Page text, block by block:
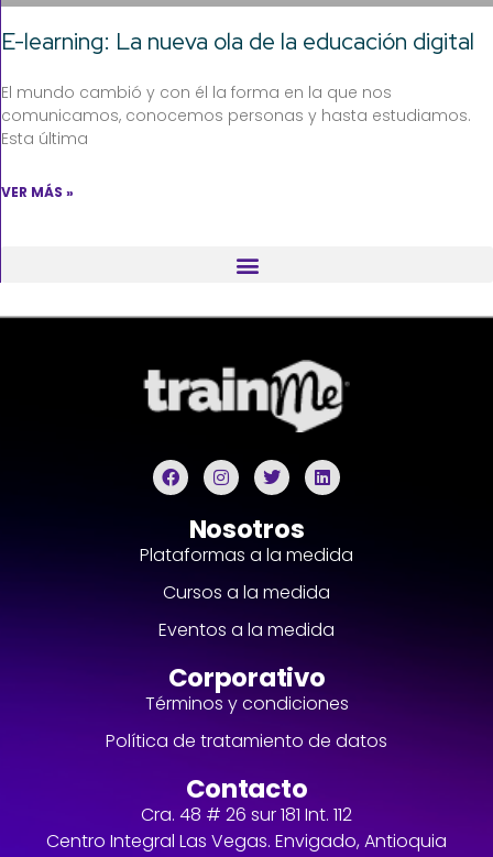
E-learning: La nueva ola de la educación digital
El mundo cambió y con él la forma en la que nos
comunicamos, conocemos personas y hasta estudiamos.
Esta última
VER MÁS »
Nosotros
Plataformas a la medida
Cursos a la medida
Eventos a la medida
Corporativo
Términos y condiciones
Política de tratamiento de datos
Contacto
Cra. 48 # 26 sur 181 Int. 112
Centro Integral Las Vegas. Envigado, Antioquia